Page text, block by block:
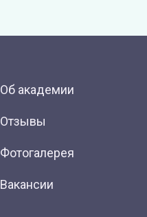
Об академии
Отзывы
Фотогалерея
Вакансии